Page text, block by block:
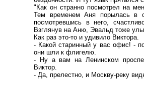
"Как он странно посмотрел на
Тем временем Аня порылась в
посмотревшись в него,
Взглянув на Аню, Эвальд тоже
Как раз это-то и удивило Виктора.
- Какой старинный у вас офис! -
они шли к флигелю.
- Ну а вам на Ленинском
Виктор.
- Да, прелестно, и Москву-реку